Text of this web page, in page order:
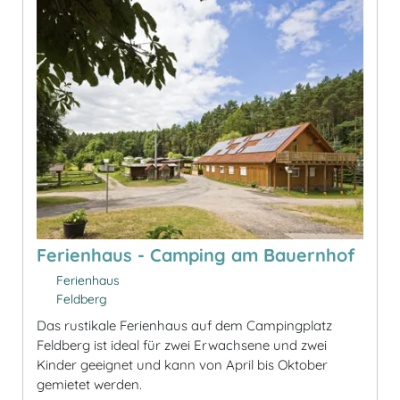
Ferienhaus - Camping am Bauernhof
Ferienhaus
Feldberg
Das rustikale Ferienhaus auf dem Campingplatz
Feldberg ist ideal für zwei Erwachsene und zwei
Kinder geeignet und kann von April bis Oktober
gemietet werden.